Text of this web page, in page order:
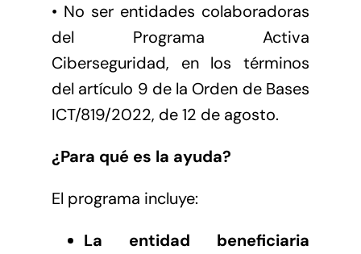
• No ser entidades colaboradoras
del Programa Activa
Ciberseguridad, en los términos
del artículo 9 de la Orden de Bases
ICT/819/2022, de 12 de agosto.
¿Para qué es la ayuda?
El programa incluye:
La entidad beneficiaria